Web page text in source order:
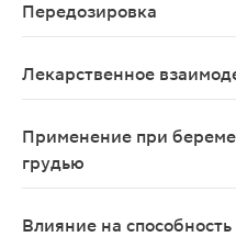
Передозировка
Лекарственное
Применение при
грудью
Влияние на